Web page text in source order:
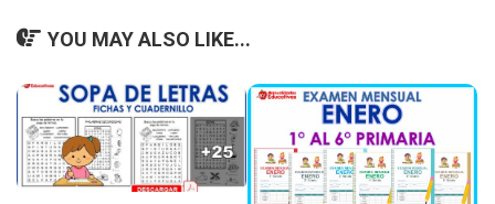
YOU MAY ALSO LIKE...